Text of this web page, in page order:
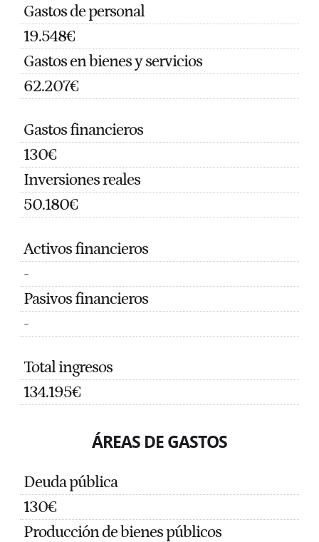
Gastos de personal
19.548€
Gastos en bienes y servicios
62.207€
Gastos financieros
130€
Inversiones reales
50.180€
Activos financieros
-
Pasivos financieros
-
Total ingresos
134.195€
ÁREAS DE GASTOS
Deuda pública
130€
Producción de bienes públicos